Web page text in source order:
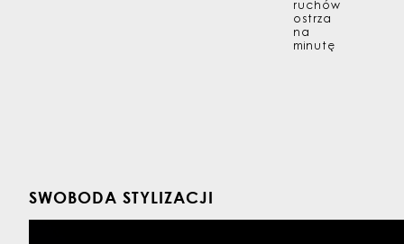
ruchów
ostrza
na
minutę
SWOBODA STYLIZACJI